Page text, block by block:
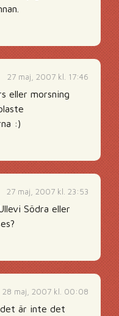
27 maj, 2007 kl. 17:46
eller morsning
:)
27 maj, 2007 kl. 23:53
Södra eller
28 maj, 2007 kl. 00:08
det är inte det